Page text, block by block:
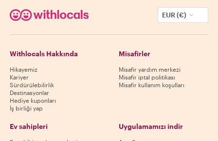
EUR (€)
Withlocals Hakkında
Hikayemiz
Kariyer
Sürdürülebilirlik
Destinasyonlar
Hediye kuponları
İş birliği yap
Misafirler
Misafir yardım merkezi
Misafir iptal politikası
Misafir kullanım koşulları
Ev sahipleri Uygulamamızı indir